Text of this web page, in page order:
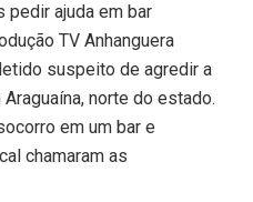
pedir ajuda em bar
TV Anhanguera
suspeito de agredir a
norte do estado.
em um bar e
chamaram as